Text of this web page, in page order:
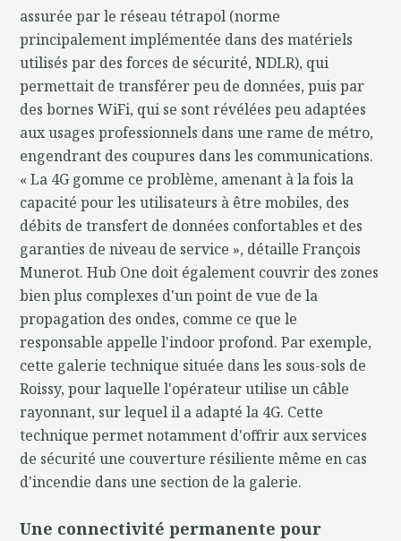
assurée par le réseau tétrapol (norme
principalement implémentée dans des matériels
utilisés par des forces de sécurité, NDLR), qui
permettait de transférer peu de données, puis par
des bornes WiFi, qui se sont révélées peu adaptées
aux usages professionnels dans une rame de métro,
engendrant des coupures dans les communications.
« La 4G gomme ce problème, amenant à la fois la
capacité pour les utilisateurs à être mobiles, des
débits de transfert de données confortables et des
garanties de niveau de service », détaille François
Munerot. Hub One doit également couvrir des zones
bien plus complexes d'un point de vue de la
propagation des ondes, comme ce que le
responsable appelle l'indoor profond. Par exemple,
cette galerie technique située dans les sous-sols de
Roissy, pour laquelle l'opérateur utilise un câble
rayonnant, sur lequel il a adapté la 4G. Cette
technique permet notamment d'offrir aux services
de sécurité une couverture résiliente même en cas
d'incendie dans une section de la galerie.
Une connectivité permanente pour